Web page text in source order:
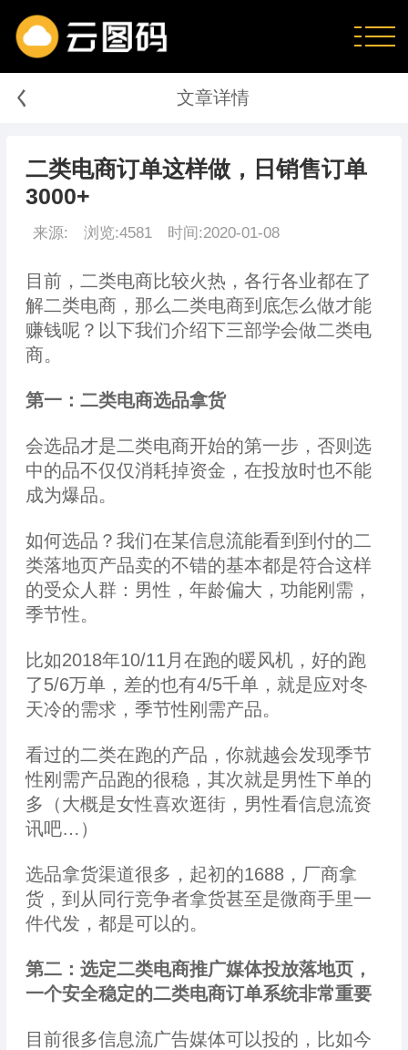
く 文章详情
二类电商订单这样做，日销售订单
3000+
来源: 浏览:4581 时间:2020-01-08
目前，二类电商比较火热，各行各业都在了
解二类电商，那么二类电商到底怎么做才能
赚钱呢？以下我们介绍下三部学会做二类电
商。
第一：二类电商选品拿货
会选品才是二类电商开始的第一步，否则选
中的品不仅仅消耗掉资金，在投放时也不能
成为爆品。
如何选品？我们在某信息流能看到到付的二
类落地页产品卖的不错的基本都是符合这样
的受众人群：男性，年龄偏大，功能刚需，
季节性。
比如2018年10/11月在跑的暖风机，好的跑
了5/6万单，差的也有4/5千单，就是应对冬
天冷的需求，季节性刚需产品。
看过的二类在跑的产品，你就越会发现季节
性刚需产品跑的很稳，其次就是男性下单的
多（大概是女性喜欢逛街，男性看信息流资
讯吧…）
选品拿货渠道很多，起初的1688，厂商拿
货，到从同行竞争者拿货甚至是微商手里一
件代发，都是可以的。
第二：选定二类电商推广媒体投放落地页，
一个安全稳定的二类电商订单系统非常重要
目前很多信息流广告媒体可以投的，比如今